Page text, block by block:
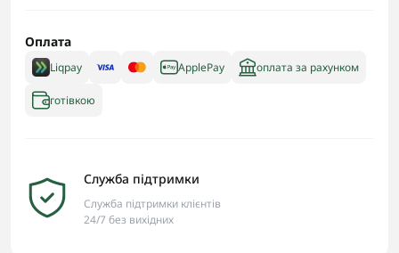
Оплата
Liqpay ApplePay оплата за рахунком
готівкою
Служба підтримки
Служба підтримки клієнтів
24/7 без вихідних